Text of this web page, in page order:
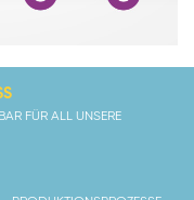
FÜR ALL UNSERE